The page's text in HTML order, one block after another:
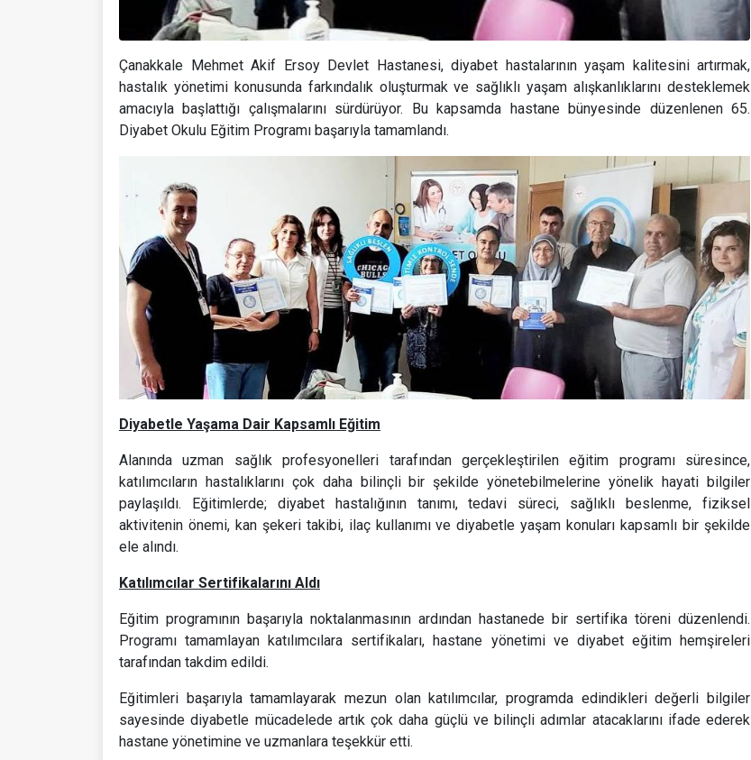
Çanakkale Mehmet Akif Ersoy Devlet Hastanesi, diyabet hastalarının yaşam kalitesini artırmak,
hastalık yönetimi konusunda farkındalık oluşturmak ve sağlıklı yaşam alışkanlıklarını desteklemek
amacıyla başlattığı çalışmalarını sürdürüyor. Bu kapsamda hastane bünyesinde düzenlenen 65.
Diyabet Okulu Eğitim Programı başarıyla tamamlandı.
Diyabetle Yaşama Dair Kapsamlı Eğitim
Alanında uzman sağlık profesyonelleri tarafından gerçekleştirilen eğitim programı süresince,
katılımcıların hastalıklarını çok daha bilinçli bir şekilde yönetebilmelerine yönelik hayati bilgiler
paylaşıldı. Eğitimlerde; diyabet hastalığının tanımı, tedavi süreci, sağlıklı beslenme, fiziksel
aktivitenin önemi, kan şekeri takibi, ilaç kullanımı ve diyabetle yaşam konuları kapsamlı bir şekilde
ele alındı.
Katılımcılar Sertifikalarını Aldı
Eğitim programının başarıyla noktalanmasının ardından hastanede bir sertifika töreni düzenlendi.
Programı tamamlayan katılımcılara sertifikaları, hastane yönetimi ve diyabet eğitim hemşireleri
tarafından takdim edildi.
Eğitimleri başarıyla tamamlayarak mezun olan katılımcılar, programda edindikleri değerli bilgiler
sayesinde diyabetle mücadelede artık çok daha güçlü ve bilinçli adımlar atacaklarını ifade ederek
hastane yönetimine ve uzmanlara teşekkür etti.